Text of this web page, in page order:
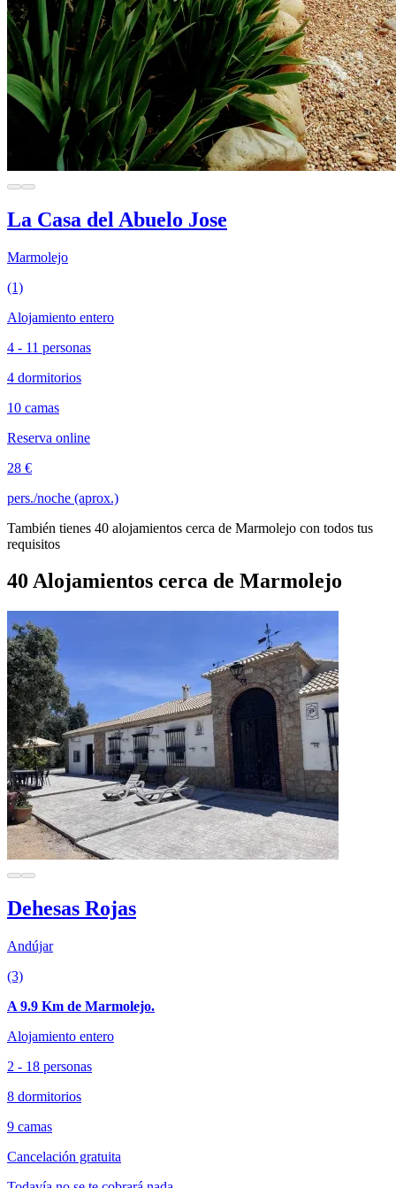
La Casa del Abuelo Jose
Marmolejo
(1)
Alojamiento entero
4 - 11 personas
4 dormitorios
10 camas
Reserva online
28 €
pers./noche (aprox.)
También tienes 40 alojamientos cerca de Marmolejo con todos tus
requisitos
40 Alojamientos cerca de Marmolejo
Dehesas Rojas
Andújar
(3)
A 9.9 Km de Marmolejo.
Alojamiento entero
2 - 18 personas
8 dormitorios
9 camas
Cancelación gratuita